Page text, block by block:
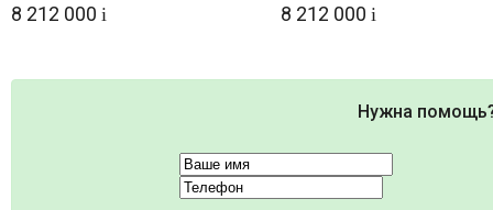
8 212 000 i 8 212 000 i
Нужна